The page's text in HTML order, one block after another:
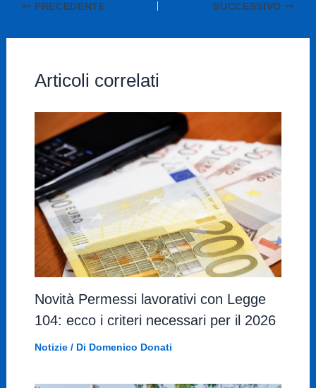
PRECEDENTE SUCCESSIVO
Articoli correlati
Novità Permessi lavorativi con Legge
104: ecco i criteri necessari per il 2026
Notizie/ Di Domenico Donati